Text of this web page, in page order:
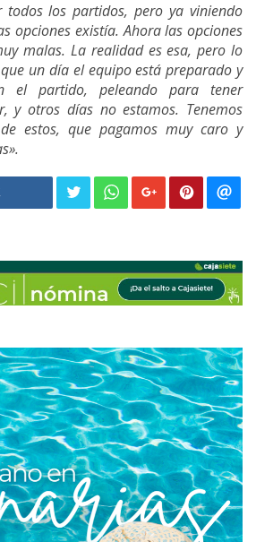
todos los partidos, pero ya viniendo
opciones existía. Ahora las opciones
malas. La realidad es esa, pero lo
un día el equipo está preparado y
el partido, peleando para tener
y otros días no estamos. Tenemos
estos, que pagamos muy caro y